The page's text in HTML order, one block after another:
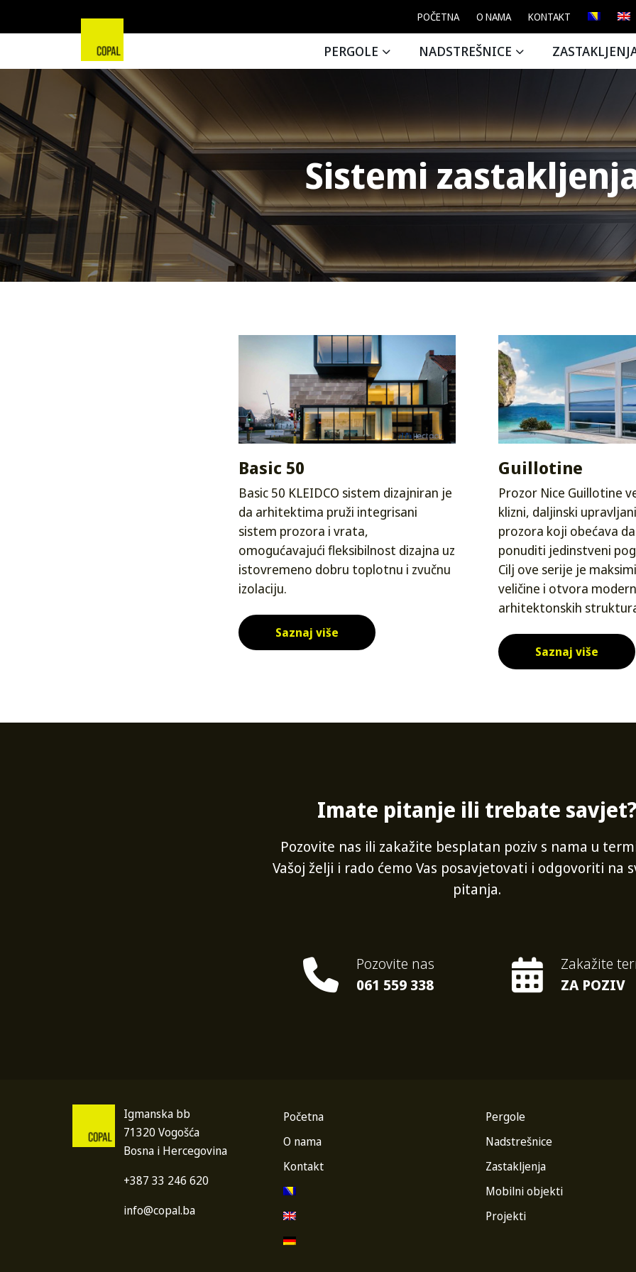
POČETNA O NAMA KONTAKT
PERGOLE NADSTREŠNICE
Sistemi
Basic 50
Basic 50 KLEIDCO sistem dizajniran je
da arhitektima pruži integrisani
sistem prozora i vrata,
omogućavajući fleksibilnost dizajna uz
istovremeno dobru toplotnu i zvučnu
izolaciju.
Saznaj više
Guillotine
Prozor Nice Guillotine
klizni, daljinski
prozora koji obećava
ponuditi jedinstveni
Cilj ove serije je
veličine i otvora
arhitektonskih
Saznaj više
Imate pitanje ili trebate savjet?
Pozovite nas ili zakažite besplatan poziv s nama u
Vašoj želji i rado ćemo Vas posavjetovati i odgovoriti na
pitanja.
Pozovite nas
061 559 338
Zakažite
ZA POZIV
Igmanska bb
71320 Vogošća
Bosna i Hercegovina
+387 33 246 620
info@copal.ba
Početna
O nama
Kontakt
Pergole
Nadstrešnice
Zastakljenja
Mobilni objekti
Projekti